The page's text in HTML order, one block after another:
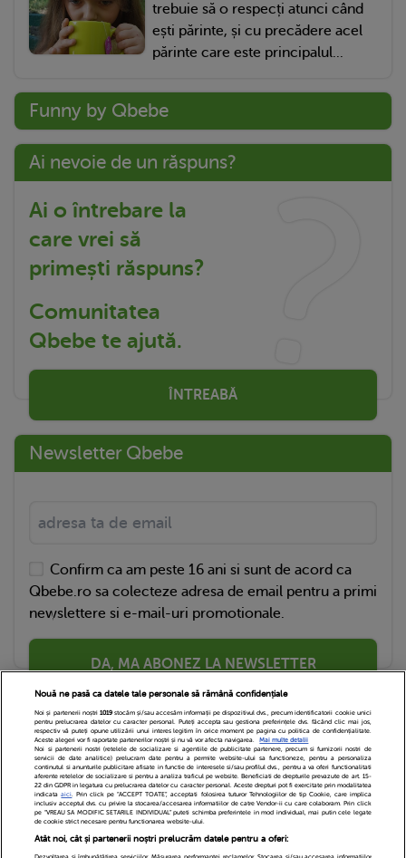
trebuie să o respecți atunci când
ești părinte, și cu precădere acel
părinte care este principalul...
Funny by Qbebe
Ai nevoie de un răspuns?
Ai o întrebare la
care vrei să
primești răspuns?
Comunitatea
Qbebe te ajută.
ÎNTREABĂ
Newsletter Qbebe
Confirm ca am peste 16 ani si sunt de acord ca
Qbebe.ro sa colecteze adresa de email pentru a primi
newslettere si e-mail-uri promotionale.
DA, MA ABONEZ LA NEWSLETTER
Echipa Editoriala Newsletter
Contact
Cariere
Cookies Politica de confidentialitate
Nouă ne pasă ca datele tale personale să rămână confidențiale
Noi și partenerii noștri 1019stocăm și/sau accesăm informații pe dispozitivul dvs., precum identificatorii cookie unici
pentru prelucrarea datelor cu caracter personal. Puteți accepta sau gestiona preferințele dvs. făcând clic mai jos,
respectiv vă puteți opune utilizării unui interes legitim în orice moment pe pagina cu politica de confidențialitate.
Aceste alegeri vor fi raportate partenerilor noștri și nu vă vor afecta navigarea.
Mai multe detalii
Noi si partenerii nostri (retelele de socializare si agentiile de publicitate partenere, precum si furnizorii nostri de
servicii de date analitice) prelucram date pentru a permite website-ului sa functioneze, pentru a personaliza
continutul si anunturile publicitare afisate in functie de interesele si/sau profilul dvs., pentru a va oferi functionalitati
aferente retelelor de socializare si pentru a analiza traficul pe website. Beneficiati de drepturile prevazute de art. 15-
22 din GDPR in legatura cu prelucrarea datelor cu caracter personal. Aceste drepturi pot fi exercitate prin modalitatea
indicataaici. Prin click pe “ACCEPT TOATE”, acceptati folosirea tuturor Tehnologiilor de tip Cookie, care implica
inclusiv acceptul dvs. cu privire la stocarea/accesarea informatiilor de catre Vendor-ii cu care colaboram. Prin click
pe “VREAU SA MODIFIC SETARILE INDIVIDUAL” puteti schimba preferintele in mod individual, mai putin cele legate
de cookie strict necesare pentru functionarea website-ului.
Atât noi, cât și partenerii noștri prelucrăm datele pentru a oferi: